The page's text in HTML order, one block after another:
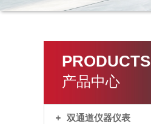
PRODUCTS
产品中心
双通道仪器仪表